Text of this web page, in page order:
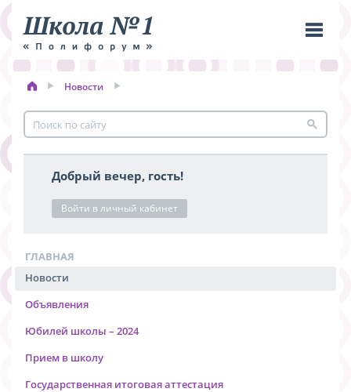
меню
Новости
Добрый вечер, гость!
Войти в личный кабинет
ГЛАВНАЯ
Новости
Объявления
Юбилей школы – 2024
Прием в школу
Государственная итоговая аттестация